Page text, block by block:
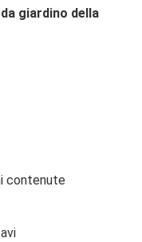
giardino della
contenute